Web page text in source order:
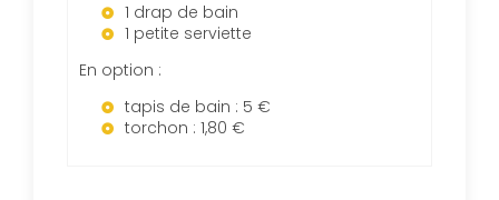
1 drap de bain
1 petite serviette
En option :
tapis de bain : 5 €
torchon : 1,80 €